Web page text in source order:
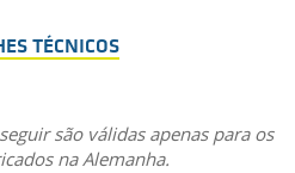
TÉCNICOS
são válidas apenas para os
na Alemanha.